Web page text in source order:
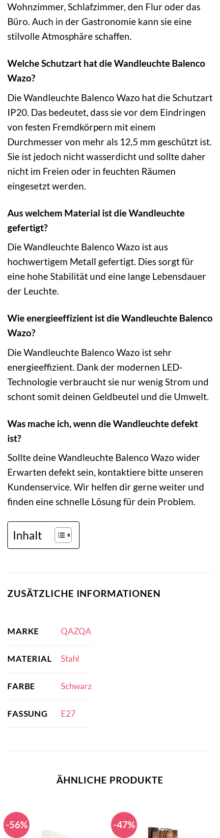
Wohnzimmer, Schlafzimmer, den Flur oder das
Büro. Auch in der Gastronomie kann sie eine
stilvolle Atmosphäre schaffen.
Welche Schutzart hat die Wandleuchte Balenco
Wazo?
Die Wandleuchte Balenco Wazo hat die Schutzart
IP20. Das bedeutet, dass sie vor dem Eindringen
von festen Fremdkörpern mit einem
Durchmesser von mehr als 12,5 mm geschützt ist.
Sie ist jedoch nicht wasserdicht und sollte daher
nicht im Freien oder in feuchten Räumen
eingesetzt werden.
Aus welchem Material ist die Wandleuchte
gefertigt?
Die Wandleuchte Balenco Wazo ist aus
hochwertigem Metall gefertigt. Dies sorgt für
eine hohe Stabilität und eine lange Lebensdauer
der Leuchte.
Wie energieeffizient ist die Wandleuchte Balenco
Wazo?
Die Wandleuchte Balenco Wazo ist sehr
energieeffizient. Dank der modernen LED-
Technologie verbraucht sie nur wenig Strom und
schont somit deinen Geldbeutel und die Umwelt.
Was mache ich, wenn die Wandleuchte defekt
ist?
Sollte deine Wandleuchte Balenco Wazo wider
Erwarten defekt sein, kontaktiere bitte unseren
Kundenservice. Wir helfen dir gerne weiter und
finden eine schnelle Lösung für dein Problem.
Inhalt
ZUSÄTZLICHE INFORMATIONEN
MARKE QAZQA
MATERIAL Stahl
FARBE Schwarz
FASSUNG E27
ÄHNLICHE PRODUKTE
-56% -47%